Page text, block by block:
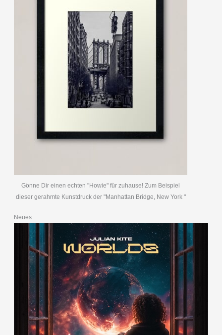
Gönne Dir einen echten "Howie" für zuhause! Zum Beispiel
dieser gerahmte Kunstdruck der "Manhattan Bridge, New York "
Neues